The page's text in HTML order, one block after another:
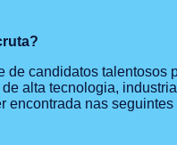
de candidatos talentosos
alta tecnologia,
encontrada nas